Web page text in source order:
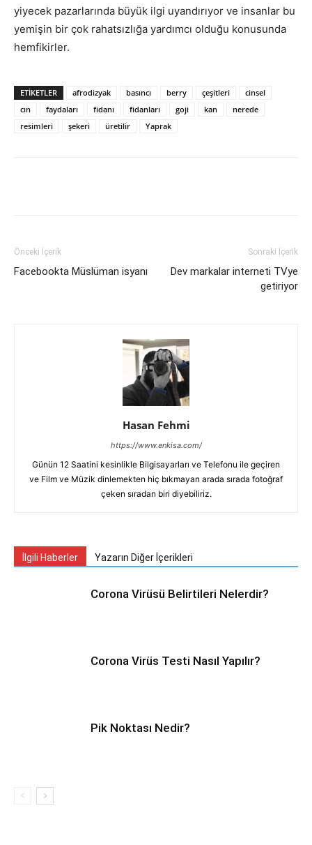
yiyecek pazarlarında büyük ilgi uyandırıyor ve insanlar bu
yemişin bir çok rahatsızlığa yardımcı olduğu konusunda
hemfikirler.
ETIKETLER afrodizyak basıncı berry çeşitleri
cinsel
cın
faydaları fidanı fidanları goji kan
nerede
resimleri
şekeri üretilir Yaprak
Önceki İçerik
Facebookta Müslüman isyanı
Sonraki İçerik
Dev markalar interneti TVye
getiriyor
Hasan Fehmi
https://www.enkisa.com/
Günün 12 Saatini kesinlikle Bilgisayarları ve Telefonu ile geçiren
ve Film ve Müzik dinlemekten hiç bıkmayan arada sırada fotoğraf
çeken sıradan biri diyebiliriz.
İlgili Haberler Yazarın Diğer İçerikleri
Corona Virüsü Belirtileri Nelerdir?
Corona Virüs Testi Nasıl Yapılır?
Pik Noktası Nedir?